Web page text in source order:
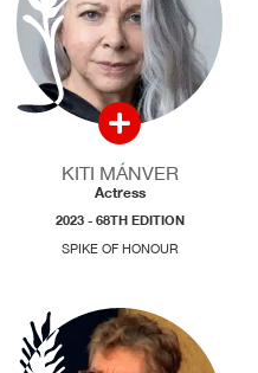
KITI MÁNVER
Actress
2023 - 68TH EDITION
SPIKE OF HONOUR